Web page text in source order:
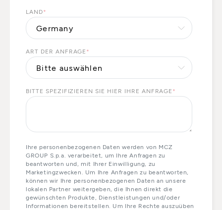
LAND*
ART DER ANFRAGE *
BITTE SPEZIFIZIEREN SIE HIER IHRE ANFRAGE *
Ihre personenbezogenen Daten werden von MCZ
GROUP S.p.a. verarbeitet, um Ihre Anfragen zu
beantworten und, mit Ihrer Einwilligung, zu
Marketingzwecken. Um Ihre Anfragen zu beantworten,
können wir Ihre personenbezogenen Daten an unsere
lokalen Partner weitergeben, die Ihnen direkt die
gewünschten Produkte, Dienstleistungen und/oder
Informationen bereitstellen. Um Ihre Rechte auszuüben